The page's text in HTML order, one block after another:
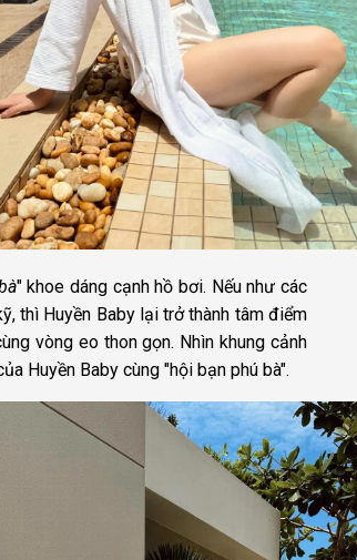
" khoe dáng cạnh hồ bơi. Nếu như các
thì Huyền Baby lại trở thành tâm điểm
vòng eo thon gọn. Nhìn khung cảnh
Huyền Baby cùng "hội bạn phú bà".